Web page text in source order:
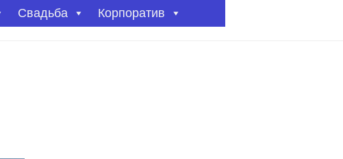
Свадьба Корпоратив